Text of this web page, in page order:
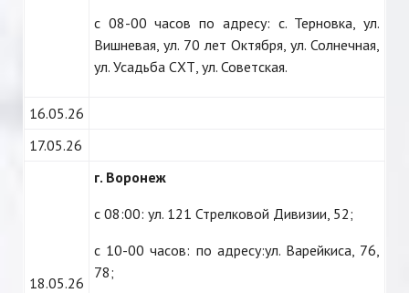
с 08-00 часов по адресу: с. Терновка, ул.
Вишневая, ул. 70 лет Октября, ул. Солнечная,
ул. Усадьба СХТ, ул. Советская.
16.05.26
17.05.26
18.05.26
г. Воронеж
с 08:00: ул. 121 Стрелковой Дивизии, 52;
с 10-00 часов: по адресу:ул. Варейкиса, 76,
78;